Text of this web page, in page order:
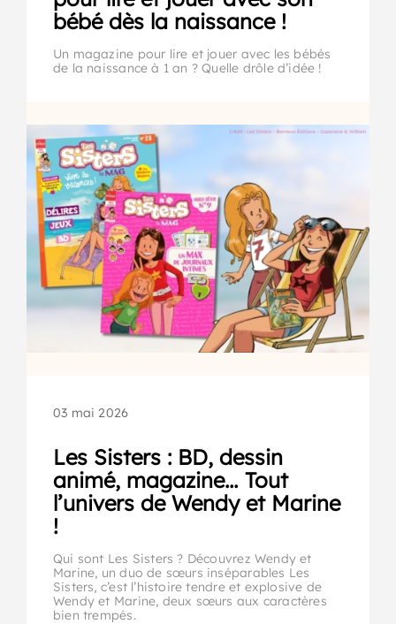
bébé dès la naissance !
Un magazine pour lire et jouer avec les bébés
de la naissance à 1 an ? Quelle drôle d’idée !
03 mai 2026
Les Sisters : BD, dessin
animé, magazine… Tout
l’univers de Wendy et Marine
!
Qui sont Les Sisters ? Découvrez Wendy et
Marine, un duo de sœurs inséparables Les
Sisters, c’est l’histoire tendre et explosive de
Wendy et Marine, deux sœurs aux caractères
bien trempés.